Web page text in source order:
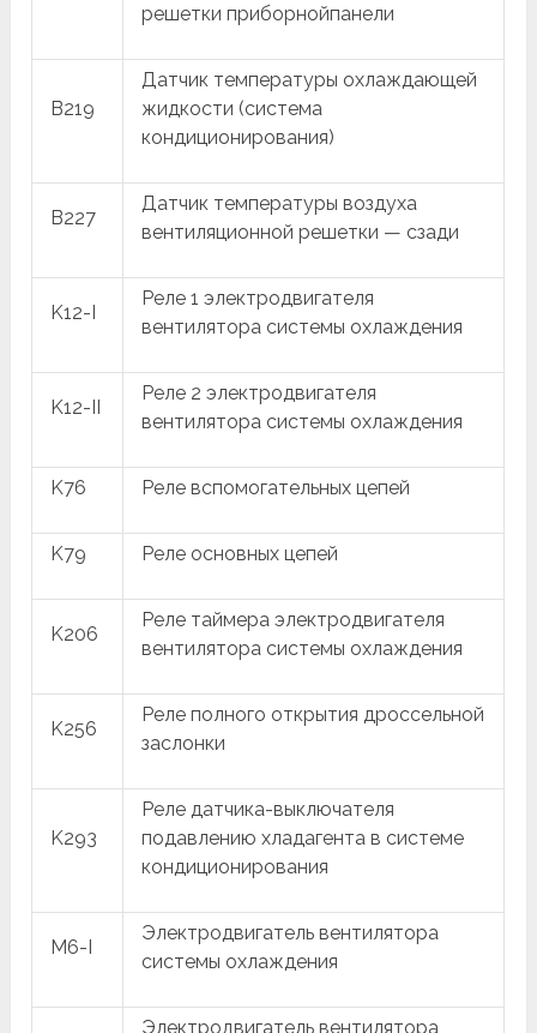
решетки приборнойпанели
B219
Датчик температуры охлаждающей
жидкости (система
кондиционирования)
B227
Датчик температуры воздуха
вентиляционной решетки — сзади
K12-I
Реле 1 электродвигателя
вентилятора системы охлаждения
K12-II
Реле 2 электродвигателя
вентилятора системы охлаждения
K76 Реле вспомогательных цепей
K79 Реле основных цепей
K206
Реле таймера электродвигателя
вентилятора системы охлаждения
K256
Реле полного открытия дроссельной
заслонки
K293
Реле датчика-выключателя
подавлению хладагента в системе
кондиционирования
M6-I
Электродвигатель вентилятора
системы охлаждения
Электродвигатель вентилятора